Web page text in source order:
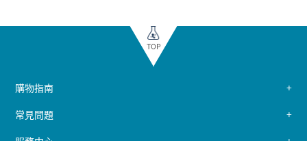
TOP
購物指南
常見問題